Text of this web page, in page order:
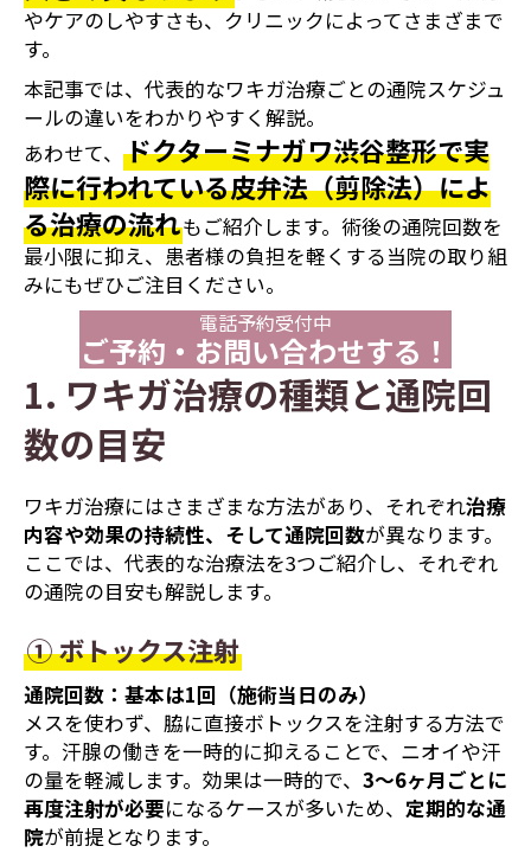
やケアのしやすさも、クリニックによってさまざまで
す。
本記事では、代表的なワキガ治療ごとの通院スケジュ
ールの違いをわかりやすく解説。
あわせて、 ドクターミナガワ渋谷整形で実
際に行われている皮弁法（剪除法）によ
る治療の流れもご紹介します。術後の通院回数を
最小限に抑え、患者様の負担を軽くする当院の取り組
みにもぜひご注目ください。
電話予約受付中
ご予約・お問い合わせする！
1. ワキガ治療の種類と通院回
数の目安
ワキガ治療にはさまざまな方法があり、それぞれ治療
内容や効果の持続性、そして通院回数が異なります。
ここでは、代表的な治療法を3つご紹介し、それぞれ
の通院の目安も解説します。
① ボトックス注射
通院回数：基本は1回（施術当日のみ）
メスを使わず、脇に直接ボトックスを注射する方法で
す。汗腺の働きを一時的に抑えることで、ニオイや汗
の量を軽減します。効果は一時的で、 3～6ヶ月ごとに
再度注射が必要になるケースが多いため、 定期的な通
院が前提となります。